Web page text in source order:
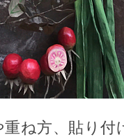
ね方、貼り付